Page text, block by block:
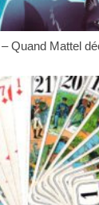
Quand Mattel